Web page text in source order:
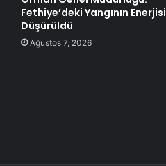
Fethiye’deki Yangının Enerjisi
Düşürüldü
Ağustos 7, 2026